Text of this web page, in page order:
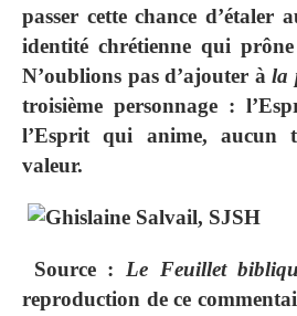
passer cette chance
identité chrétienne qui
N’oublions pas d’ajouter à la
troisième personnage :
l’Esprit qui anime, aucun
valeur.
Source : Le Feuillet
reproduction de ce